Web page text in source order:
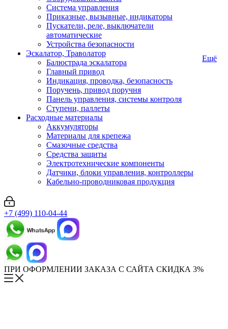
Система управления
Приказные, вызывные, индикаторы
Пускатели, реле, выключатели
автоматические
Устройства безопасности
Эскалатор, Траволатор
Балюстрада эскалатора
Главный привод
Индикация, проводка, безопасность
Поручень, привод поручня
Панель управления, системы контроля
Ступени, паллеты
Расходные материалы
Аккумуляторы
Материалы для крепежа
Смазочные средства
Средства защиты
Электротехнические компоненты
Датчики, блоки управления, контроллеры
Кабельно-проводниковая продукция
Ещё
+7 (499) 110-04-44
ПРИ ОФОРМЛЕНИИ ЗАКАЗА С САЙТА СКИДКА 3%